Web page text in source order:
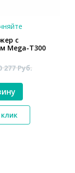
с
Mega-T300
277Руб.